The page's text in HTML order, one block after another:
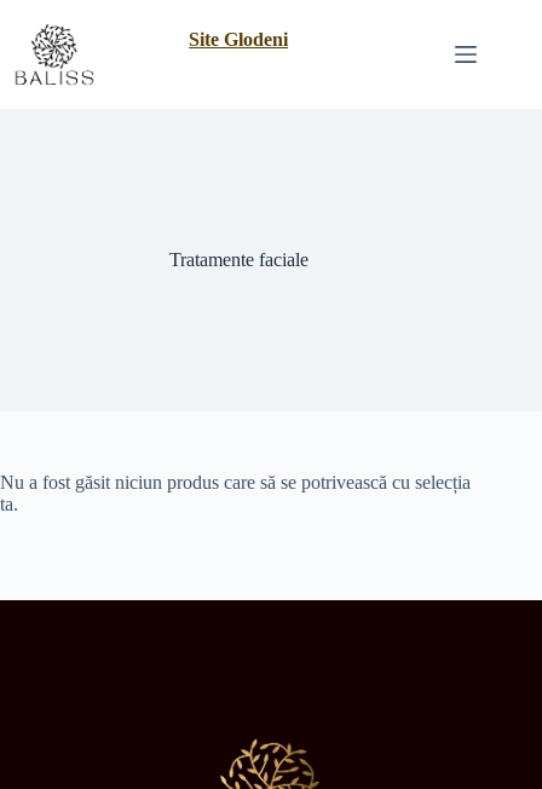
Site Glodeni
Tratamente faciale
Nu a fost găsit niciun produs care să se potrivească cu selecția
ta.